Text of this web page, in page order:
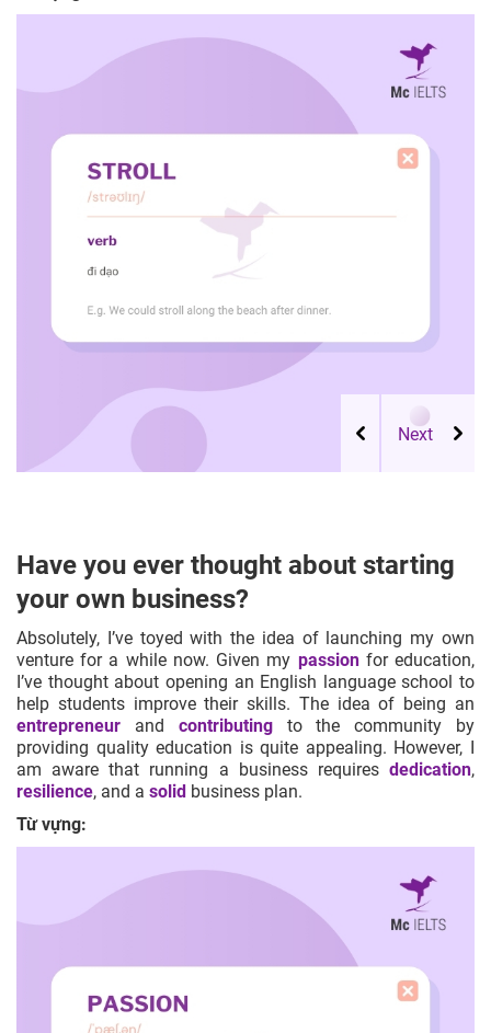
Have you ever thought about starting
your own business?
Absolutely, I’ve toyed with the idea of launching my own
venture for a while now. Given my passionfor education,
I’ve thought about opening an English language school to
help students improve their skills. The idea of being an
entrepreneur and contributingto the community by
providing quality education is quite appealing. However, I
am aware that running a business requires dedication,
resilience, and a solid business plan.
Từ vựng: